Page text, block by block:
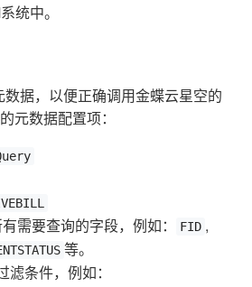
统中。
据，以便正确调用金蝶云星空的
元数据配置项：
需要查询的字段，例如： FID ,
等。
滤条件，例如：